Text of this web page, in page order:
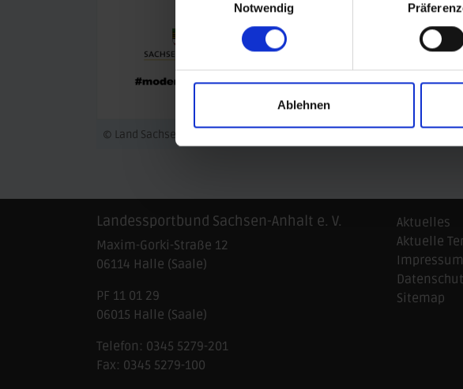
Notwendig
Ablehnen
© Land Sachsen-Anhalt
Landessportbund Sachsen-Anhalt e. V.
Maxim-Gorki-Straße 12
06114 Halle (Saale)
PF 11 01 29
06015 Halle (Saale)
Telefon: 0345 5279-201
Fax: 0345 5279-100
Aktuelles
Aktuelle
Impressum
Sitemap